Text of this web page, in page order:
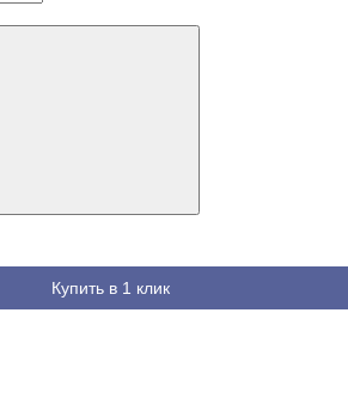
Купить в 1 клик